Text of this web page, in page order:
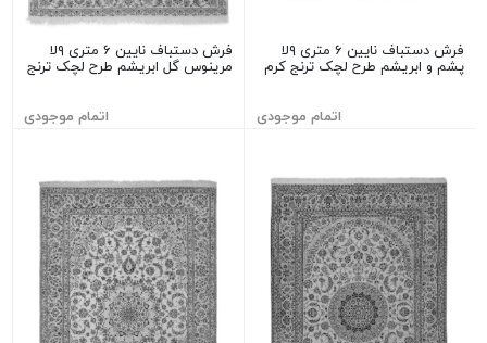
فرش دستباف نایین ۶ متری ۹لا
پشم و ابریشم طرح لچک ترنج کرم
اتمام موجودی
فرش دستباف نایین ۶ متری ۹لا
مرینوس گل ابریشم طرح لچک ترنج
اتمام موجودی